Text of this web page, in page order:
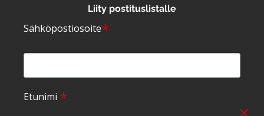
Liity postituslistalle
Sähköpostiosoite*
Etunimi *